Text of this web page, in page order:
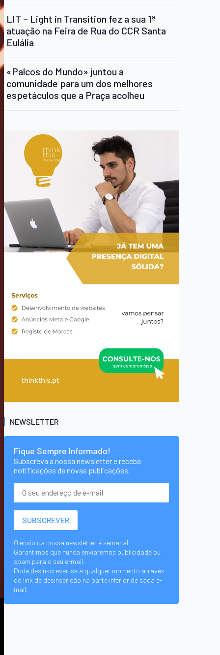
LIT – Light in Transition fez a sua 1ª
atuação na Feira de Rua do CCR Santa
Eulália
«Palcos do Mundo» juntou a
comunidade para um dos melhores
espetáculos que a Praça acolheu
NEWSLETTER
Fique Sempre Informado!
Subscreva a nossa newsletter e receba
notificações de novas publicações.
O envio da nossa newsletter é semanal.
Garantimos que nunca enviaremos publicidade ou
spam para o seu e-mail.
Pode desinscrever-se a qualquer momento através
do link de desinscrição na parte inferior de cada e-
mail.